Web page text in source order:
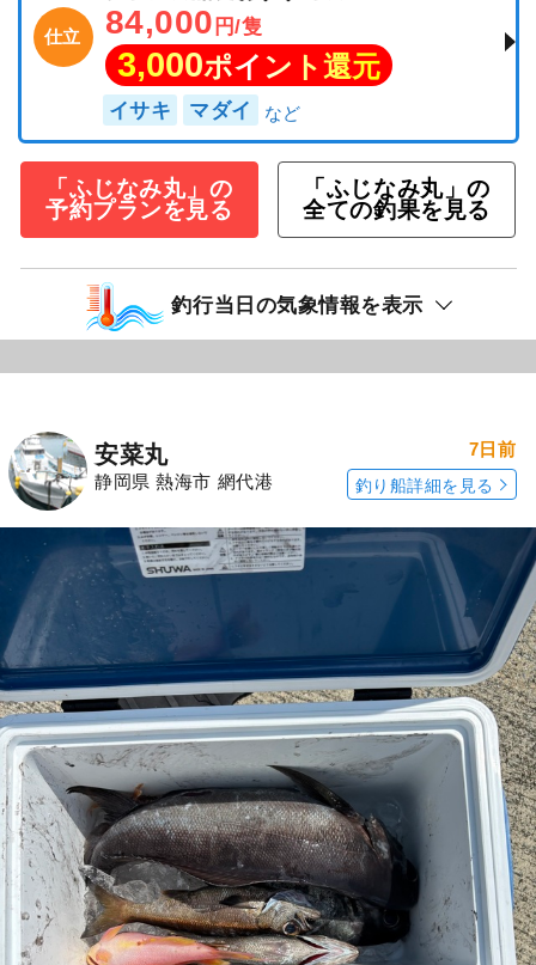
仕立 84,000 円/隻
3,000ポイント還元
イサキ マダイ
「ふじなみ丸」の
予約プランを見る
「ふじなみ丸」の
全ての釣果を見る
釣行当日の気象情報を表示
安菜丸
静岡県 熱海市 網代港
7日前
釣り船詳細を見る